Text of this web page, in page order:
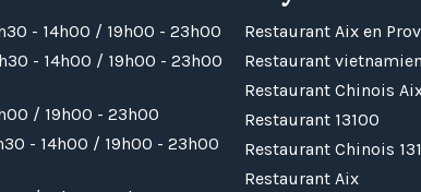
- 14h00 / 19h00 - 23h00
- 14h00 / 19h00 - 23h00
/ 19h00 - 23h00
- 14h00 / 19h00 - 23h00
Restaurant Aix en
Restaurant
Restaurant Chinois
Restaurant 13100
Restaurant Chinois
Restaurant Aix